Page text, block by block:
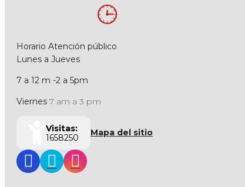
Horario Atención público
Lunes a Jueves
7 a 12 m -2 a 5pm
Viernes 7 am a 3 pm
Visitas:
1658250
Mapa del sitio